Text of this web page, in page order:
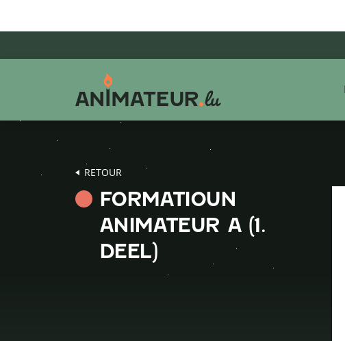
menu
contenu
pied
page
RETOUR
FORMATIOUN
ANIMATEUR A (1.
DEEL)